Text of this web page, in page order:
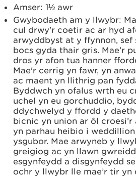
Amser: 1½ awr
Gwybodaeth am y llwybr:
cul drwy'r coetir ac ar hyd
arwyddbyst at y ffynnon, sef
bocs gyda thair gris. Mae’r
dros yr afon tua hanner
Mae'r cerrig yn fawr, yn
ac maent yn llithrig pan
Byddwch yn ofalus wrth eu
uchel yn eu gorchuddio,
ddychwelyd y ffordd y
bicnic yn union ar ôl croesi’r
yn parhau heibio i
ysgubor. Mae arwyneb y
greigiog ac yn llawn
esgynfeydd a disgynfeydd
ochr y llwybr lle mae’r tir yn